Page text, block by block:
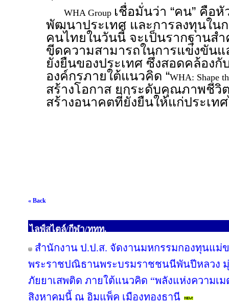
WHA Group เชื่อมั่นว่า “คน” คือ
พัฒนาประเทศ และการลงทุนใน
คนไทยในวันนี้ จะเป็นรากฐานส
ขีดความสามารถในการแข่งขันแ
ยั่งยืนของประเทศ ซึ่งสอดคล้อง
องค์กรภายใต้แนวคิด “WHA: Shape
สร้างโอกาส ยกระดับคุณภาพชีวิ
สร้างอนาคตที่ยั่งยืนให้แก่ประเท
« Back
ไลฟ์สไตล์/กีฬา/ททท.
สำนักงาน ป.ป.ส. จัดงานมหกรรมกองทุนแม่
พระราชปณิธานพระบรมราชชนนีพันปีหลวง
ภัยยาเสพติด ภายใต้แนวคิด “พลังแห่งความเ
สิงหาคมนี้ ณ อิมแพ็ค เมืองทองธานี